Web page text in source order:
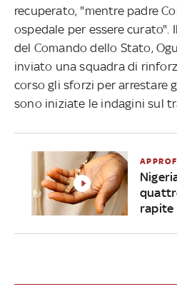
recuperato, "mentre padre
ospedale per essere curato".
del Comando dello Stato,
inviato una squadra di
corso gli sforzi per arrestare
sono iniziate le indagini sul
rapite